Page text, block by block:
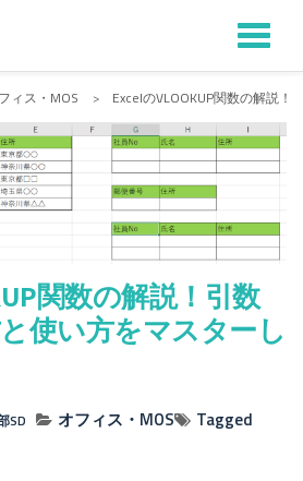
ィス・MOS > ExcelのVLOOKUP関数の解説
関数の解説！引数
使い方をマスターし
SD オフィス・MOS
Tagged